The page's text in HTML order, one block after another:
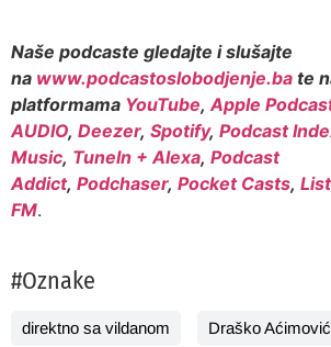
Naše podcaste gledajte i slušajte
na www.podcastoslobodjenje.ba te
platformama YouTube, Apple
AUDIO, Deezer, Spotify, Podcast
Music, TuneIn + Alexa, Podcast
Addict, Podchaser, Pocket Casts,
FM.
#Oznake
direktno sa vildanom Draško Aćimović